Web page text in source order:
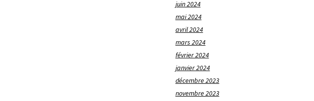
juin 2024
mai 2024
avril 2024
mars 2024
février 2024
janvier 2024
décembre 2023
novembre 2023